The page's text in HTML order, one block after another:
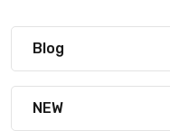
Blog
NEW